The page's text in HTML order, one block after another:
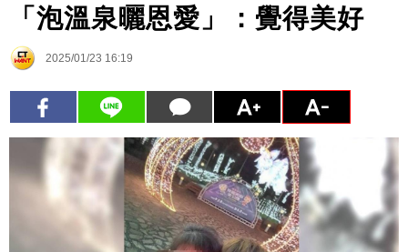
「泡溫泉曬恩愛」：覺得美好
2025/01/23 16:19